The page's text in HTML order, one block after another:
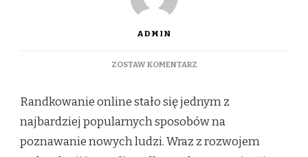
ADMIN
ZOSTAW KOMENTARZDO
O
RANDKOWANIU
KTÓRE
Randkowanie online stało się jednym z
najbardziej popularnych sposobów na
poznawanie nowych ludzi. Wraz z rozwojem